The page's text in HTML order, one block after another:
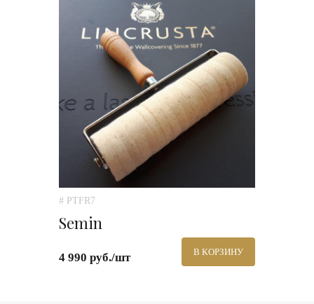
# PTFR7
Semin
4 990 руб./шт В КОРЗИНУ